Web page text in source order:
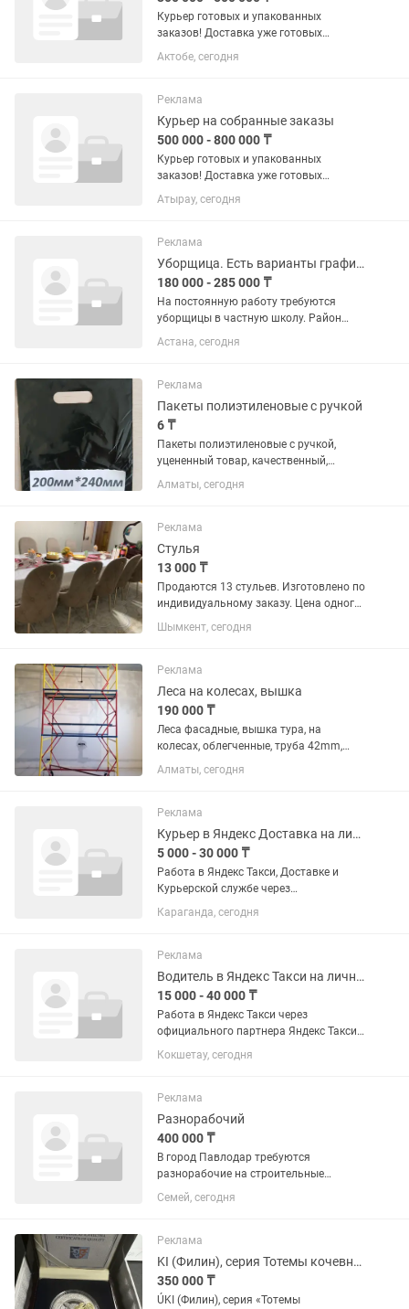
Курьер готовых и упакованных
заказов! Доставка уже готовых
заказов по городу Доход до 2500 тенге
в час • гибкий график • работа в
зависит от формата доставки и...
Актобе, сегодня
Реклама
Курьер на собранные заказы
500 000 - 800 000 ₸
Курьер готовых и упакованных
заказов! Доставка уже готовых
заказов по городу Доход до 25000
тенге в час • гибкий график • работа в
зависит от формата доставки и...
Атырау, сегодня
Реклама
Уборщица. Есть варианты графика. Развозка, питание. Официально.
180 000 - 285 000 ₸
На постоянную работу требуются
уборщицы в частную школу. Район
пирамиды. График: 1 вариант 5/2 пн-пт
с 8.00 до 17.00. Зп на руки 180 000
21.00. Зп на руки...
Астана, сегодня
Реклама
Пакеты полиэтиленовые с ручкой
6 ₸
Пакеты полиэтиленовые с ручкой,
уцененный товар, качественный,
размеры разные. От 6 тенге за штуку.
Гибкие условия оплаты. Ждём
Алматы, сегодня
Реклама
Стулья
13 000 ₸
Продаются 13 стульев. Изготовлено по
индивидуальному заказу. Цена одного
стулья 13 000 тенге
Шымкент, сегодня
Реклама
Леса на колесах, вышка
190 000 ₸
Леса фасадные, вышка тура, на
колесах, облегченные, труба 42mm,
толщина 1.5 mm размеры и высота
разные, в наличии в Г. Астана , Алматы.
Алматы, сегодня
Реклама
Курьер в Яндекс Доставка на личном авто, мото, вело, пешие
5 000 - 30 000 ₸
Работа в Яндекс Такси, Доставке и
Курьерской службе через
официального партнера Яндекс Такси-
ARLAN TAXI. Подключение онлайн за 5
сразу после...
Караганда, сегодня
Реклама
Водитель в Яндекс Такси на личном авто под 2% таксопарка
15 000 - 40 000 ₸
Работа в Яндекс Такси через
официального партнера Яндекс Такси-
ARLAN TAXI. Подключение онлайн за 5
минут — без визита в офис. Работа
водителей только на личном...
Кокшетау, сегодня
Реклама
Разнорабочий
400 000 ₸
В город Павлодар требуются
разнорабочие на строительные
работы. Требования: Возраст от 18 лет
и старше; Ответственность и желание
электроинструментами (шуруповёрт,...
Семей, сегодня
Реклама
KI (Филин), серия Тотемы кочевников, 500 тенге. Идеальное состояние.
350 000 ₸
ÚKI (Филин), серия «Тотемы